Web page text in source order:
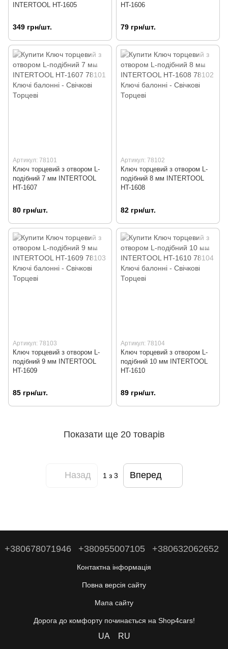
INTERTOOL HT-1605
349 грн/шт.
HT-1606
79 грн/шт.
Артикул: 78101
Ключ торцевий з отвором L-
подібний 7 мм INTERTOOL
HT-1607
80 грн/шт.
Артикул: 78102
Ключ торцевий з отвором L-
подібний 8 мм INTERTOOL
HT-1608
82 грн/шт.
Артикул: 78103
Ключ торцевий з отвором L-
подібний 9 мм INTERTOOL
HT-1609
85 грн/шт.
Артикул: 78104
Ключ торцевий з отвором L-
подібний 10 мм INTERTOOL
HT-1610
89 грн/шт.
Показати ще 20 товарів
Назад 1 з 3 Вперед
+380678071946 +380955007105 +380632062652
Контактна інформація
Повна версія сайту
Мапа сайту
Дорога до комфорту починається на Shop4cars!
UA RU